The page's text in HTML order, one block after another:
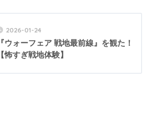
2026-01-24
『ウォーフェア 戦地最前線』を観た！
【怖すぎ戦地体験】